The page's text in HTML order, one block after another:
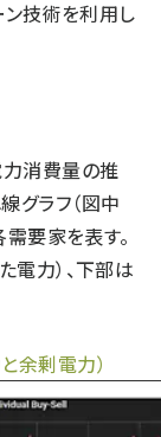
ン技術を利用し
消費量の推
グラフ（図中
要家を表す。
力）、下部は
余剰電力）